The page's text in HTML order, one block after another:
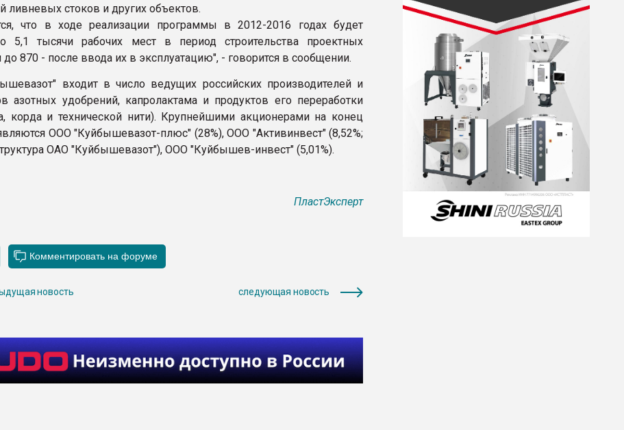
ливневых стоков и других объектов.
что в ходе реализации программы в 2012-2016 годах будет
5,1 тысячи рабочих мест в период строительства проектных
до 870 - после ввода их в эксплуатацию", - говорится в сообщении.
входит в число ведущих российских производителей и
азотных удобрений, капролактама и продуктов его переработки
корда и технической нити). Крупнейшими акционерами на конец
ООО "Куйбышевазот-плюс" (28%), ООО "Активинвест" (8,52%;
ОАО "Куйбышевазот"), ООО "Куйбышев-инвест" (5,01%).
ПластЭксперт
новость следующая новость